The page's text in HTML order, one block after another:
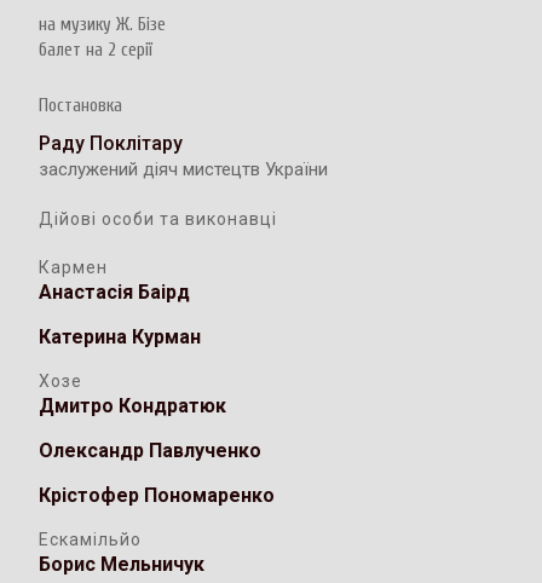
на музику Ж. Бізе
балет на 2 серії
Постановка
Раду Поклітару
заслужений діяч мистецтв України
Дійові особи та виконавці
Кармен
Анастасія Баірд
Катерина Курман
Хозе
Дмитро Кондратюк
Олександр Павлученко
Крістофер Пономаренко
Ескамільйо
Борис Мельничук